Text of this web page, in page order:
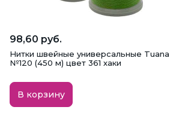
98,60 руб.
Нитки швейные универсальные Tuana
№120 (450 м) цвет 361 хаки
В корзину